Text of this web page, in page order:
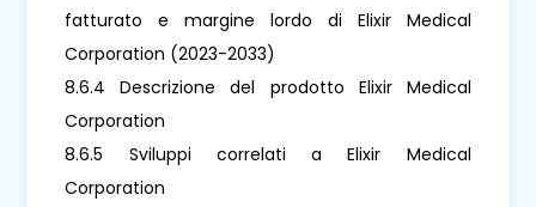
fatturato e margine lordo di Elixir Medical
Corporation (2023-2033)
8.6.4 Descrizione del prodotto Elixir Medical
Corporation
8.6.5 Sviluppi correlati a Elixir Medical
Corporation